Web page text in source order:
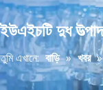
ইউএইচটি দুধ
তুমি এখানে: বাড়ি » খবর